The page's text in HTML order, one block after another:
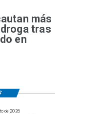
más
tras
en
de 2026